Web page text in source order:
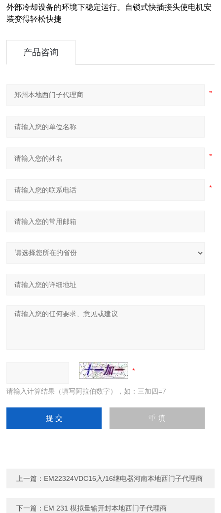
外部冷却设备的环境下稳定运行。自锁式快插接头使电机安
装变得轻松快捷
产品咨询
请输入计算结果（填写阿拉伯数字），如：三加四=7
上一篇： EM22324VDC16入/16继电器河南本地西门子代理商
下一篇： EM 231 模拟量输开封本地西门子代理商